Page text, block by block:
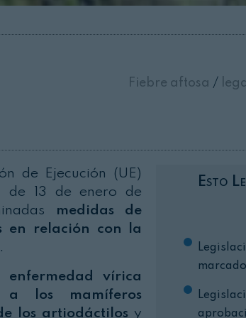
Fiebre aftosa /
Esto
de Ejecución (UE)
de 13 de enero de
medidas de
en relación con la
.
vírica
a los mamíferos
los artiodáctilos y